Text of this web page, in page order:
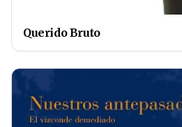
Querido Bruto